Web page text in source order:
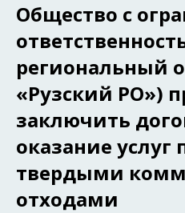
Общество с
региональный
«Рузский РО»)
заключить
оказание
твердыми
отходами